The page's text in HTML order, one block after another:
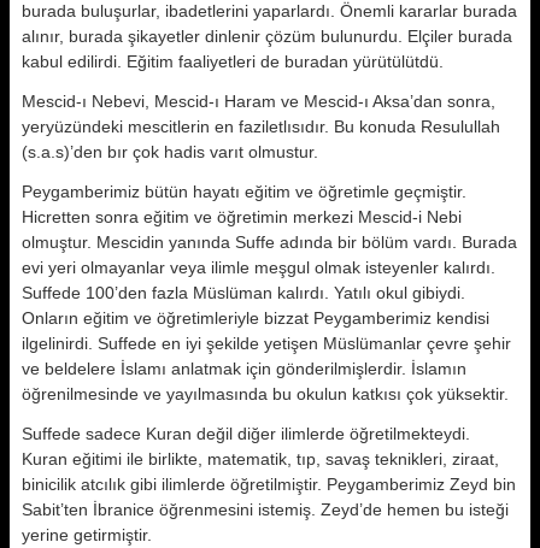
burada buluşurlar, ibadetlerini yaparlardı. Önemli kararlar burada
alınır, burada şikayetler dinlenir çözüm bulunurdu. Elçiler burada
kabul edilirdi. Eğitim faaliyetleri de buradan yürütülütdü.
Mescid-ı Nebevi, Mescid-ı Haram ve Mescid-ı Aksa’dan sonra,
yeryüzündeki mescitlerin en faziletlısıdır. Bu konuda Resulullah
(s.a.s)’den bır çok hadis varıt olmustur.
Peygamberimiz bütün hayatı eğitim ve öğretimle geçmiştir.
Hicretten sonra eğitim ve öğretimin merkezi Mescid-i Nebi
olmuştur. Mescidin yanında Suffe adında bir bölüm vardı. Burada
evi yeri olmayanlar veya ilimle meşgul olmak isteyenler kalırdı.
Suffede 100’den fazla Müslüman kalırdı. Yatılı okul gibiydi.
Onların eğitim ve öğretimleriyle bizzat Peygamberimiz kendisi
ilgelinirdi. Suffede en iyi şekilde yetişen Müslümanlar çevre şehir
ve beldelere İslamı anlatmak için gönderilmişlerdir. İslamın
öğrenilmesinde ve yayılmasında bu okulun katkısı çok yüksektir.
Suffede sadece Kuran değil diğer ilimlerde öğretilmekteydi.
Kuran eğitimi ile birlikte, matematik, tıp, savaş teknikleri, ziraat,
binicilik atcılık gibi ilimlerde öğretilmiştir. Peygamberimiz Zeyd bin
Sabit’ten İbranice öğrenmesini istemiş. Zeyd’de hemen bu isteği
yerine getirmiştir.